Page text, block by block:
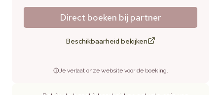
Direct boeken bij partner
Beschikbaarheid bekijken
Je verlaat onze website voor de boeking.